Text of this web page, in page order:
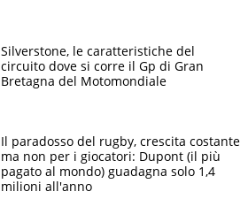
Silverstone, le caratteristiche del
circuito dove si corre il Gp di Gran
Bretagna del Motomondiale
Il paradosso del rugby, crescita costante
ma non per i giocatori: Dupont (il più
pagato al mondo) guadagna solo 1,4
milioni all'anno